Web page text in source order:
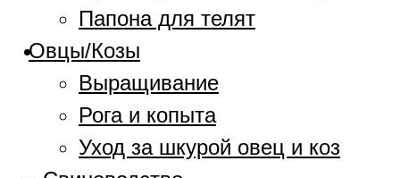
Папона для телят
Овцы/Козы
Выращивание
Рога и копыта
Уход за шкурой овец и коз